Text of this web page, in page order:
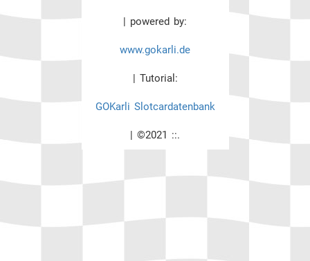
| powered by:
www.gokarli.de
| Tutorial:
GOKarli Slotcardatenbank
| ©2021 ::.